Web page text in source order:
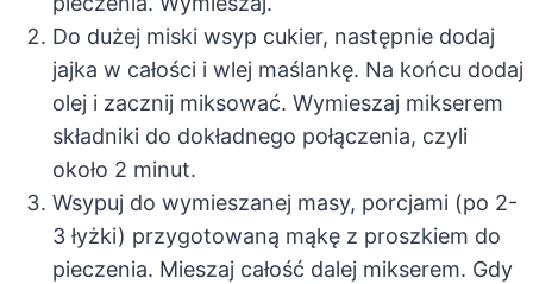
Do dużej miski wsyp cukier, następnie dodaj
jajka w całości i wlej maślankę. Na końcu dodaj
olej i zacznij miksować. Wymieszaj mikserem
składniki do dokładnego połączenia, czyli
około 2 minut.
Wsypuj do wymieszanej masy, porcjami (po 2-
3 łyżki) przygotowaną mąkę z proszkiem do
pieczenia. Mieszaj całość dalej mikserem. Gdy